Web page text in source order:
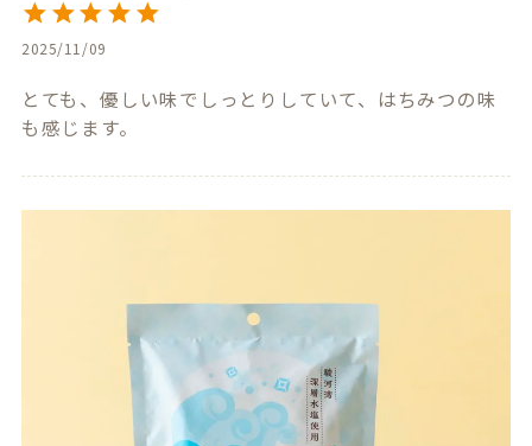
2025/11/09
とても、優しい味でしっとりしていて、はちみつの味
も感じます。